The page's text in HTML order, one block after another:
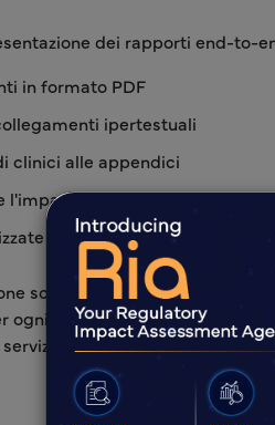
dei rapporti end-to-
in formato PDF
ipertestuali
clinici alle appendici
l'impaginazione
per garantire la conformità
sono specializzati sia nella
esigenza relativa agli
garantiscono che la